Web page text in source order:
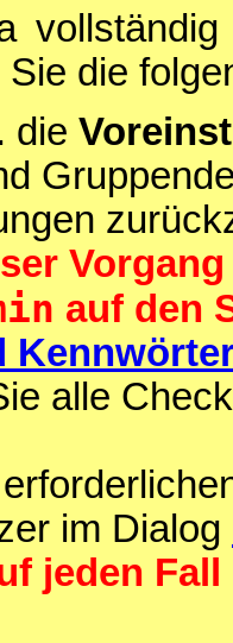
die
die
auf den
alle
im Dialog
jeden